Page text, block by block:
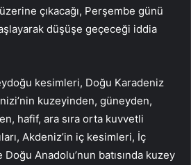
çıkacağı, Perşembe günü
düşüşe geçeceği iddia
kesimleri, Doğu Karadeniz
kuzeyinden, güneyden,
hafif, ara sıra orta kuvvetli
Akdeniz’in iç kesimleri, İç
Anadolu’nun batısında kuzey